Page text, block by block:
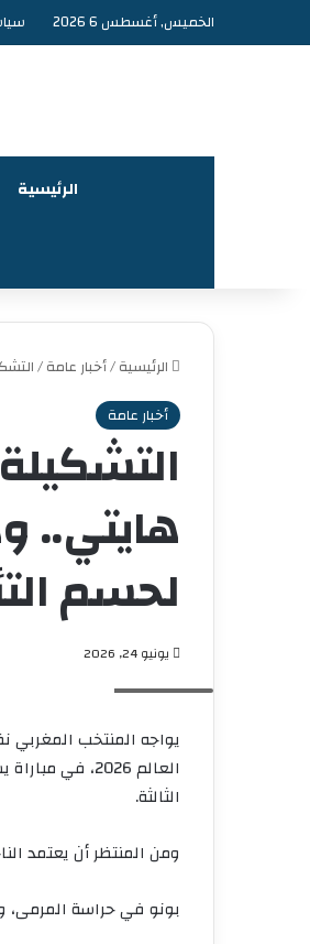
الخميس, أغسطس 6 2026
الرئيسية
الرئيسية/أخبار عامة/
أخبار عامة
هايتي..
لحسم
يونيو 24, 2026
يواجه المنتخب المغربي
العالم
الثالثة.
ومن المنتظر أن يعتمد
بونو في حراسة